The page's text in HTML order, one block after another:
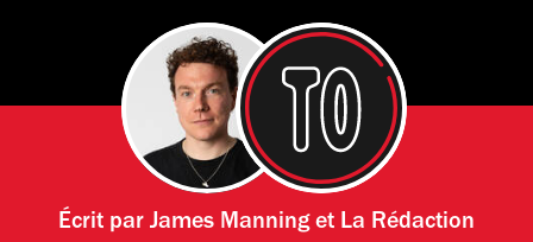
Écrit par James Manninget La Rédaction